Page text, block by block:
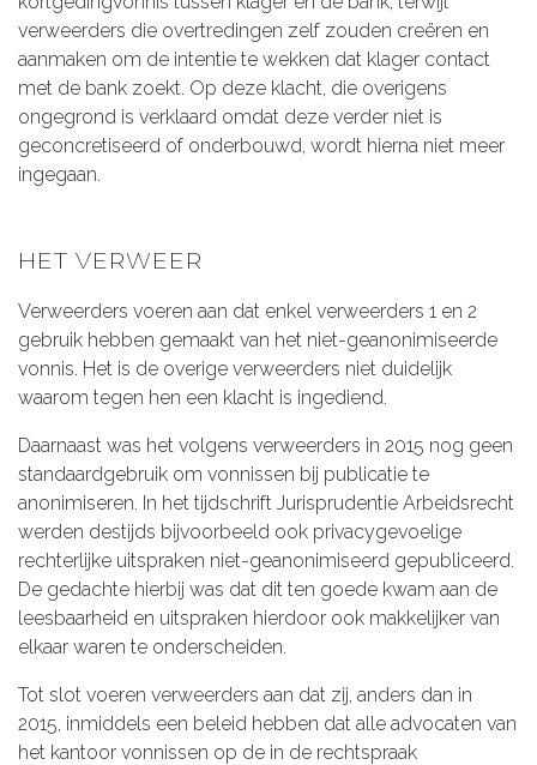
verweerders die overtredingen zelf zouden creëren en
aanmaken om de intentie te wekken dat klager contact
met de bank zoekt. Op deze klacht, die overigens
ongegrond is verklaard omdat deze verder niet is
geconcretiseerd of onderbouwd, wordt hierna niet meer
ingegaan.
HET VERWEER
Verweerders voeren aan dat enkel verweerders 1 en 2
gebruik hebben gemaakt van het niet-geanonimiseerde
vonnis. Het is de overige verweerders niet duidelijk
waarom tegen hen een klacht is ingediend.
Daarnaast was het volgens verweerders in 2015 nog geen
standaardgebruik om vonnissen bij publicatie te
anonimiseren. In het tijdschrift Jurisprudentie Arbeidsrecht
werden destijds bijvoorbeeld ook privacygevoelige
rechterlijke uitspraken niet-geanonimiseerd gepubliceerd.
De gedachte hierbij was dat dit ten goede kwam aan de
leesbaarheid en uitspraken hierdoor ook makkelijker van
elkaar waren te onderscheiden.
Tot slot voeren verweerders aan dat zij, anders dan in
2015, inmiddels een beleid hebben dat alle advocaten van
het kantoor vonnissen op de in de rechtspraak